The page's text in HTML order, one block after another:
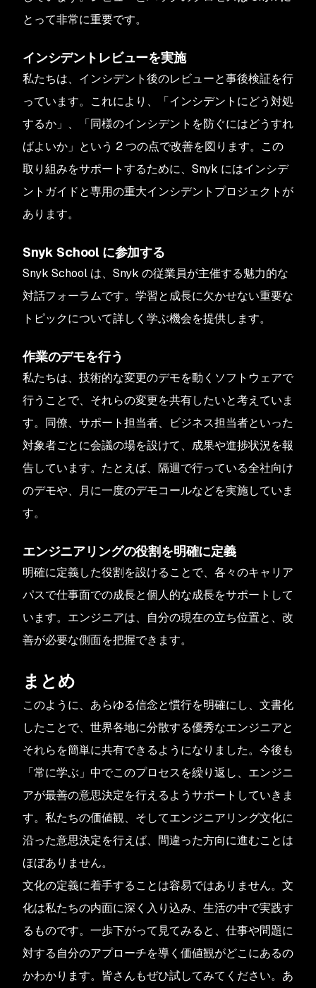
とって非常に重要です。
インシデントレビューを実施
私たちは、インシデント後のレビューと事後検証を行
っています。これにより、「インシデントにどう対処
するか」、「同様のインシデントを防ぐにはどうすれ
ばよいか」という 2 つの点で改善を図ります。この
取り組みをサポートするために、Snyk にはインシデ
ントガイドと専用の重大インシデントプロジェクトが
あります。
Snyk School に参加する
Snyk School は、Snyk の従業員が主催する魅力的な
対話フォーラムです。学習と成長に欠かせない重要な
トピックについて詳しく学ぶ機会を提供します。
作業のデモを行う
私たちは、技術的な変更のデモを動くソフトウェアで
行うことで、それらの変更を共有したいと考えていま
す。同僚、サポート担当者、ビジネス担当者といった
対象者ごとに会議の場を設けて、成果や進捗状況を報
告しています。たとえば、隔週で行っている全社向け
のデモや、月に一度のデモコールなどを実施していま
す。
エンジニアリングの役割を明確に定義
明確に定義した役割を設けることで、各々のキャリア
パスで仕事面での成長と個人的な成長をサポートして
います。エンジニアは、自分の現在の立ち位置と、改
善が必要な側面を把握できます。
まとめ
このように、あらゆる信念と慣行を明確にし、文書化
したことで、世界各地に分散する優秀なエンジニアと
それらを簡単に共有できるようになりました。今後も
「常に学ぶ」中でこのプロセスを繰り返し、エンジニ
アが最善の意思決定を行えるようサポートしていきま
す。私たちの価値観、そしてエンジニアリング文化に
沿った意思決定を行えば、間違った方向に進むことは
ほぼありません。
文化の定義に着手することは容易ではありません。文
化は私たちの内面に深く入り込み、生活の中で実践す
るものです。一歩下がって見てみると、仕事や問題に
対する自分のアプローチを導く価値観がどこにあるの
かわかります。皆さんもぜひ試してみてください。あ